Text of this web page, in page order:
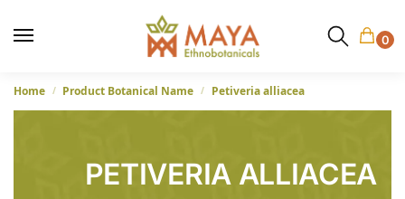
0
Home / Product Botanical Name / Petiveria alliacea
PETIVERIA ALLIACEA